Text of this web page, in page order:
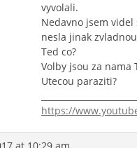
vyvolali.
Nedavno jsem
nesla jinak
Ted co?
Volby jsou za nama
Utecou paraziti?
https://